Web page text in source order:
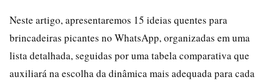
Neste artigo, apresentaremos 15 ideias quentes para
brincadeiras picantes no WhatsApp, organizadas em uma
lista detalhada, seguidas por uma tabela comparativa que
auxiliará na escolha da dinâmica mais adequada para cada